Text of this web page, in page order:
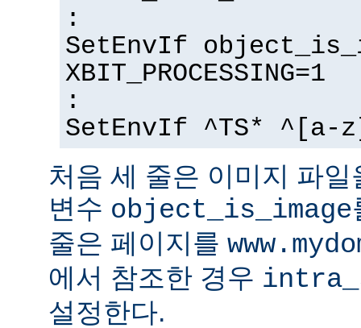
:
SetEnvIf
XBIT_PROCESSING=1
:
SetEnvIf ^TS* ^[a-
처음 세 줄은 이미지 파
변수 object_is_image
줄은 페이지를
에서 참조한 경우
설정한다.